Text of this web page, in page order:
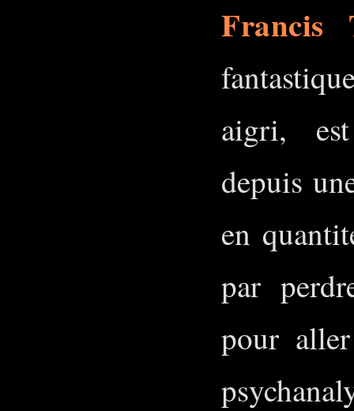
Francis
aigri,
depuis
en
par
pour